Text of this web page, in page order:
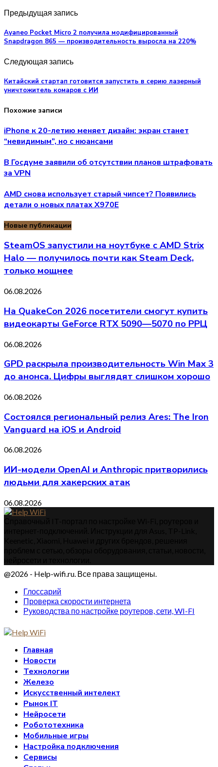
Предыдущая запись
Ayaneo Pocket Micro 2 получила модифицированный
Snapdragon 865 — производительность выросла на 220%
Следующая запись
Китайский стартап готовится запустить в серию лазерный
уничтожитель комаров с ИИ
Похожие записи
iPhone к 20-летию меняет дизайн: экран станет
“невидимым”, но с нюансами
В Госдуме заявили об отсутствии планов штрафовать
за VPN
AMD снова использует старый чипсет? Появились
детали о новых платах X970E
Новые публикации
SteamOS запустили на ноутбуке с AMD Strix
Halo — получилось почти как Steam Deck,
только мощнее
06.08.2026
На QuakeCon 2026 посетители смогут купить
видеокарты GeForce RTX 5090—5070 по РРЦ
06.08.2026
GPD раскрыла производительность Win Max 3
до анонса. Цифры выглядят слишком хорошо
06.08.2026
Состоялся региональный релиз Ares: The Iron
Vanguard на iOS и Android
06.08.2026
ИИ-модели OpenAI и Anthropic притворились
людьми для хакерских атак
06.08.2026
@2026 - Help-wifi.ru. Все права защищены.
Глоссарий
Проверка скорости интернета
Руководства по настройке роутеров, сети, WI-FI
Главная
Новости
Технологии
Железо
Искусственный интелект
Рынок IT
Нейросети
Робототехника
Мобильные игры
Настройка подключения
Сервисы